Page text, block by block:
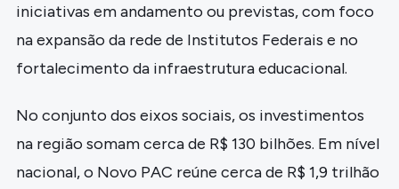
iniciativas em andamento ou previstas, com foco
na expansão da rede de Institutos Federais e no
fortalecimento da infraestrutura educacional.
No conjunto dos eixos sociais, os investimentos
na região somam cerca de R$ 130 bilhões. Em nível
nacional, o Novo PAC reúne cerca de R$ 1,9 trilhão